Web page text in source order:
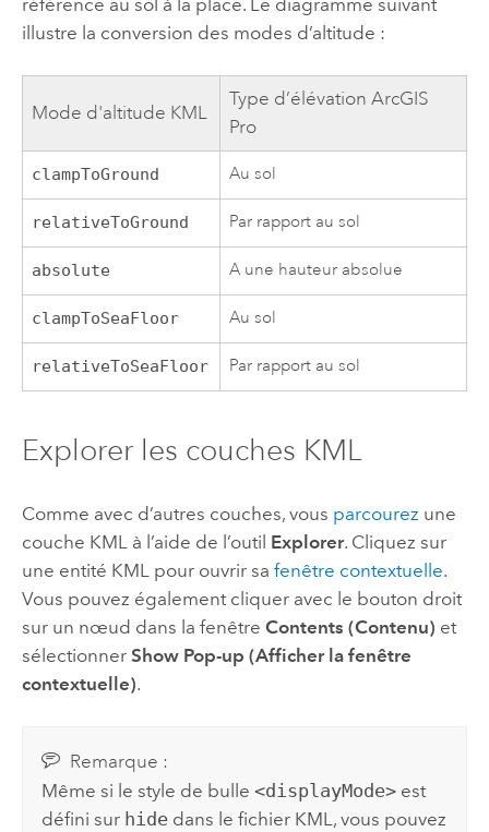
illustre la conversion des modes d’altitude :
Mode d'altitude KML
Type d’élévationArcGIS
Pro
clampToGround Au sol
relativeToGround Par rapport au sol
absolute A une hauteur absolue
clampToSeaFloor Au sol
relativeToSeaFloor Par rapport au sol
Explorer les couches KML
Comme avec d’autres couches, vous parcourez une
couche KML à l’aide de l’outil Explorer. Cliquez sur
une entité KML pour ouvrir sa fenêtre contextuelle.
Vous pouvez également cliquer avec le bouton droit
sur un nœud dans la fenêtre Contents (Contenu) et
sélectionner Show Pop-up (Afficher la fenêtre
contextuelle).
Remarque :
Même si le style de bulle<displayMode> est
défini sur hide dans le fichier KML, vous pouvez